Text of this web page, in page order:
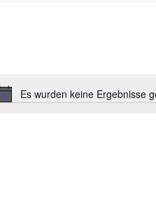
Hinweis
Es wurden keine Ergebnisse